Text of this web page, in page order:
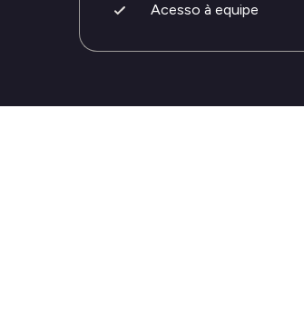
Acesso à equipe